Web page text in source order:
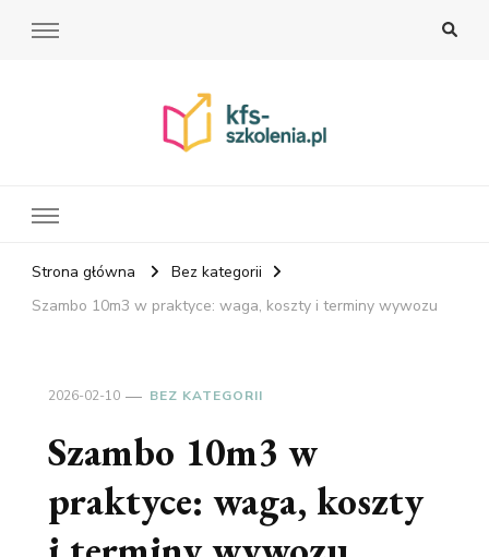
Strona główna
Bez kategorii
Szambo 10m3 w praktyce: waga, koszty i terminy wywozu
2026-02-10 BEZ KATEGORII
Szambo 10m3 w
praktyce: waga, koszty